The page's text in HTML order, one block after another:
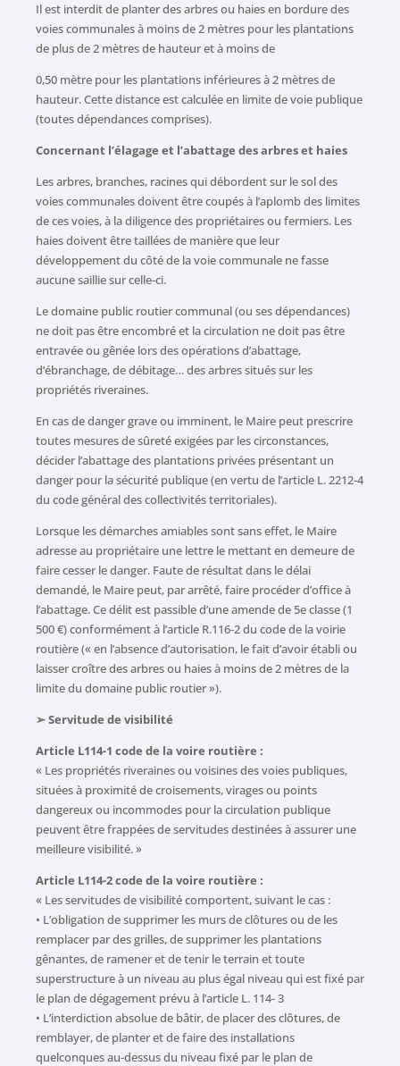
Il est interdit de planter des arbres ou haies en bordure des
voies communales à moins de 2 mètres pour les plantations
de plus de 2 mètres de hauteur et à moins de
0,50 mètre pour les plantations inférieures à 2 mètres de
hauteur. Cette distance est calculée en limite de voie publique
(toutes dépendances comprises).
Concernant l’élagage et l’abattage des arbres et haies
Les arbres, branches, racines qui débordent sur le sol des
voies communales doivent être coupés à l’aplomb des limites
de ces voies, à la diligence des propriétaires ou fermiers. Les
haies doivent être taillées de manière que leur
développement du côté de la voie communale ne fasse
aucune saillie sur celle-ci.
Le domaine public routier communal (ou ses dépendances)
ne doit pas être encombré et la circulation ne doit pas être
entravée ou gênée lors des opérations d’abattage,
d’ébranchage, de débitage… des arbres situés sur les
propriétés riveraines.
En cas de danger grave ou imminent, le Maire peut prescrire
toutes mesures de sûreté exigées par les circonstances,
décider l’abattage des plantations privées présentant un
danger pour la sécurité publique (en vertu de l’article L. 2212-4
du code général des collectivités territoriales).
Lorsque les démarches amiables sont sans effet, le Maire
adresse au propriétaire une lettre le mettant en demeure de
faire cesser le danger. Faute de résultat dans le délai
demandé, le Maire peut, par arrêté, faire procéder d’office à
l’abattage. Ce délit est passible d’une amende de 5e classe (1
500 €) conformément à l’article R.116-2 du code de la voirie
routière (« en l’absence d’autorisation, le fait d’avoir établi ou
laisser croître des arbres ou haies à moins de 2 mètres de la
limite du domaine public routier »).
➢ Servitude de visibilité
Article L114-1 code de la voire routière :
« Les propriétés riveraines ou voisines des voies publiques,
situées à proximité de croisements, virages ou points
dangereux ou incommodes pour la circulation publique
peuvent être frappées de servitudes destinées à assurer une
meilleure visibilité. »
Article L114-2 code de la voire routière :
« Les servitudes de visibilité comportent, suivant le cas :
• L’obligation de supprimer les murs de clôtures ou de les
remplacer par des grilles, de supprimer les plantations
gênantes, de ramener et de tenir le terrain et toute
superstructure à un niveau au plus égal niveau qui est fixé par
le plan de dégagement prévu à l’article L. 114- 3
• L’interdiction absolue de bâtir, de placer des clôtures, de
remblayer, de planter et de faire des installations
quelconques au-dessus du niveau fixé par le plan de